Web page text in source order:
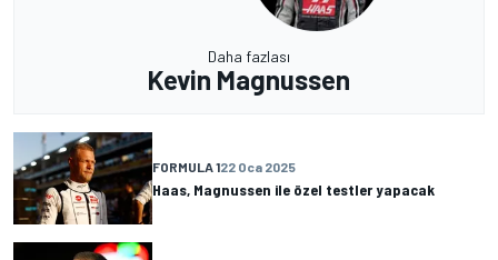
Daha fazlası
Kevin Magnussen
FORMULA 122 Oca 2025
Haas, Magnussen ile özel testler yapacak